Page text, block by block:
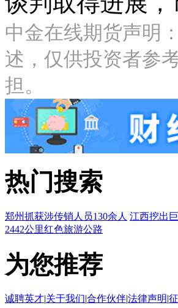
中金在线期货声明
述，仅供投资者参
担。
热门搜索
郑州抓获涉传销人员130余人 江西挖出
2442公里红色旅游公路
为您推荐
诚聘英才|关于我们|合作伙伴|法律声明|